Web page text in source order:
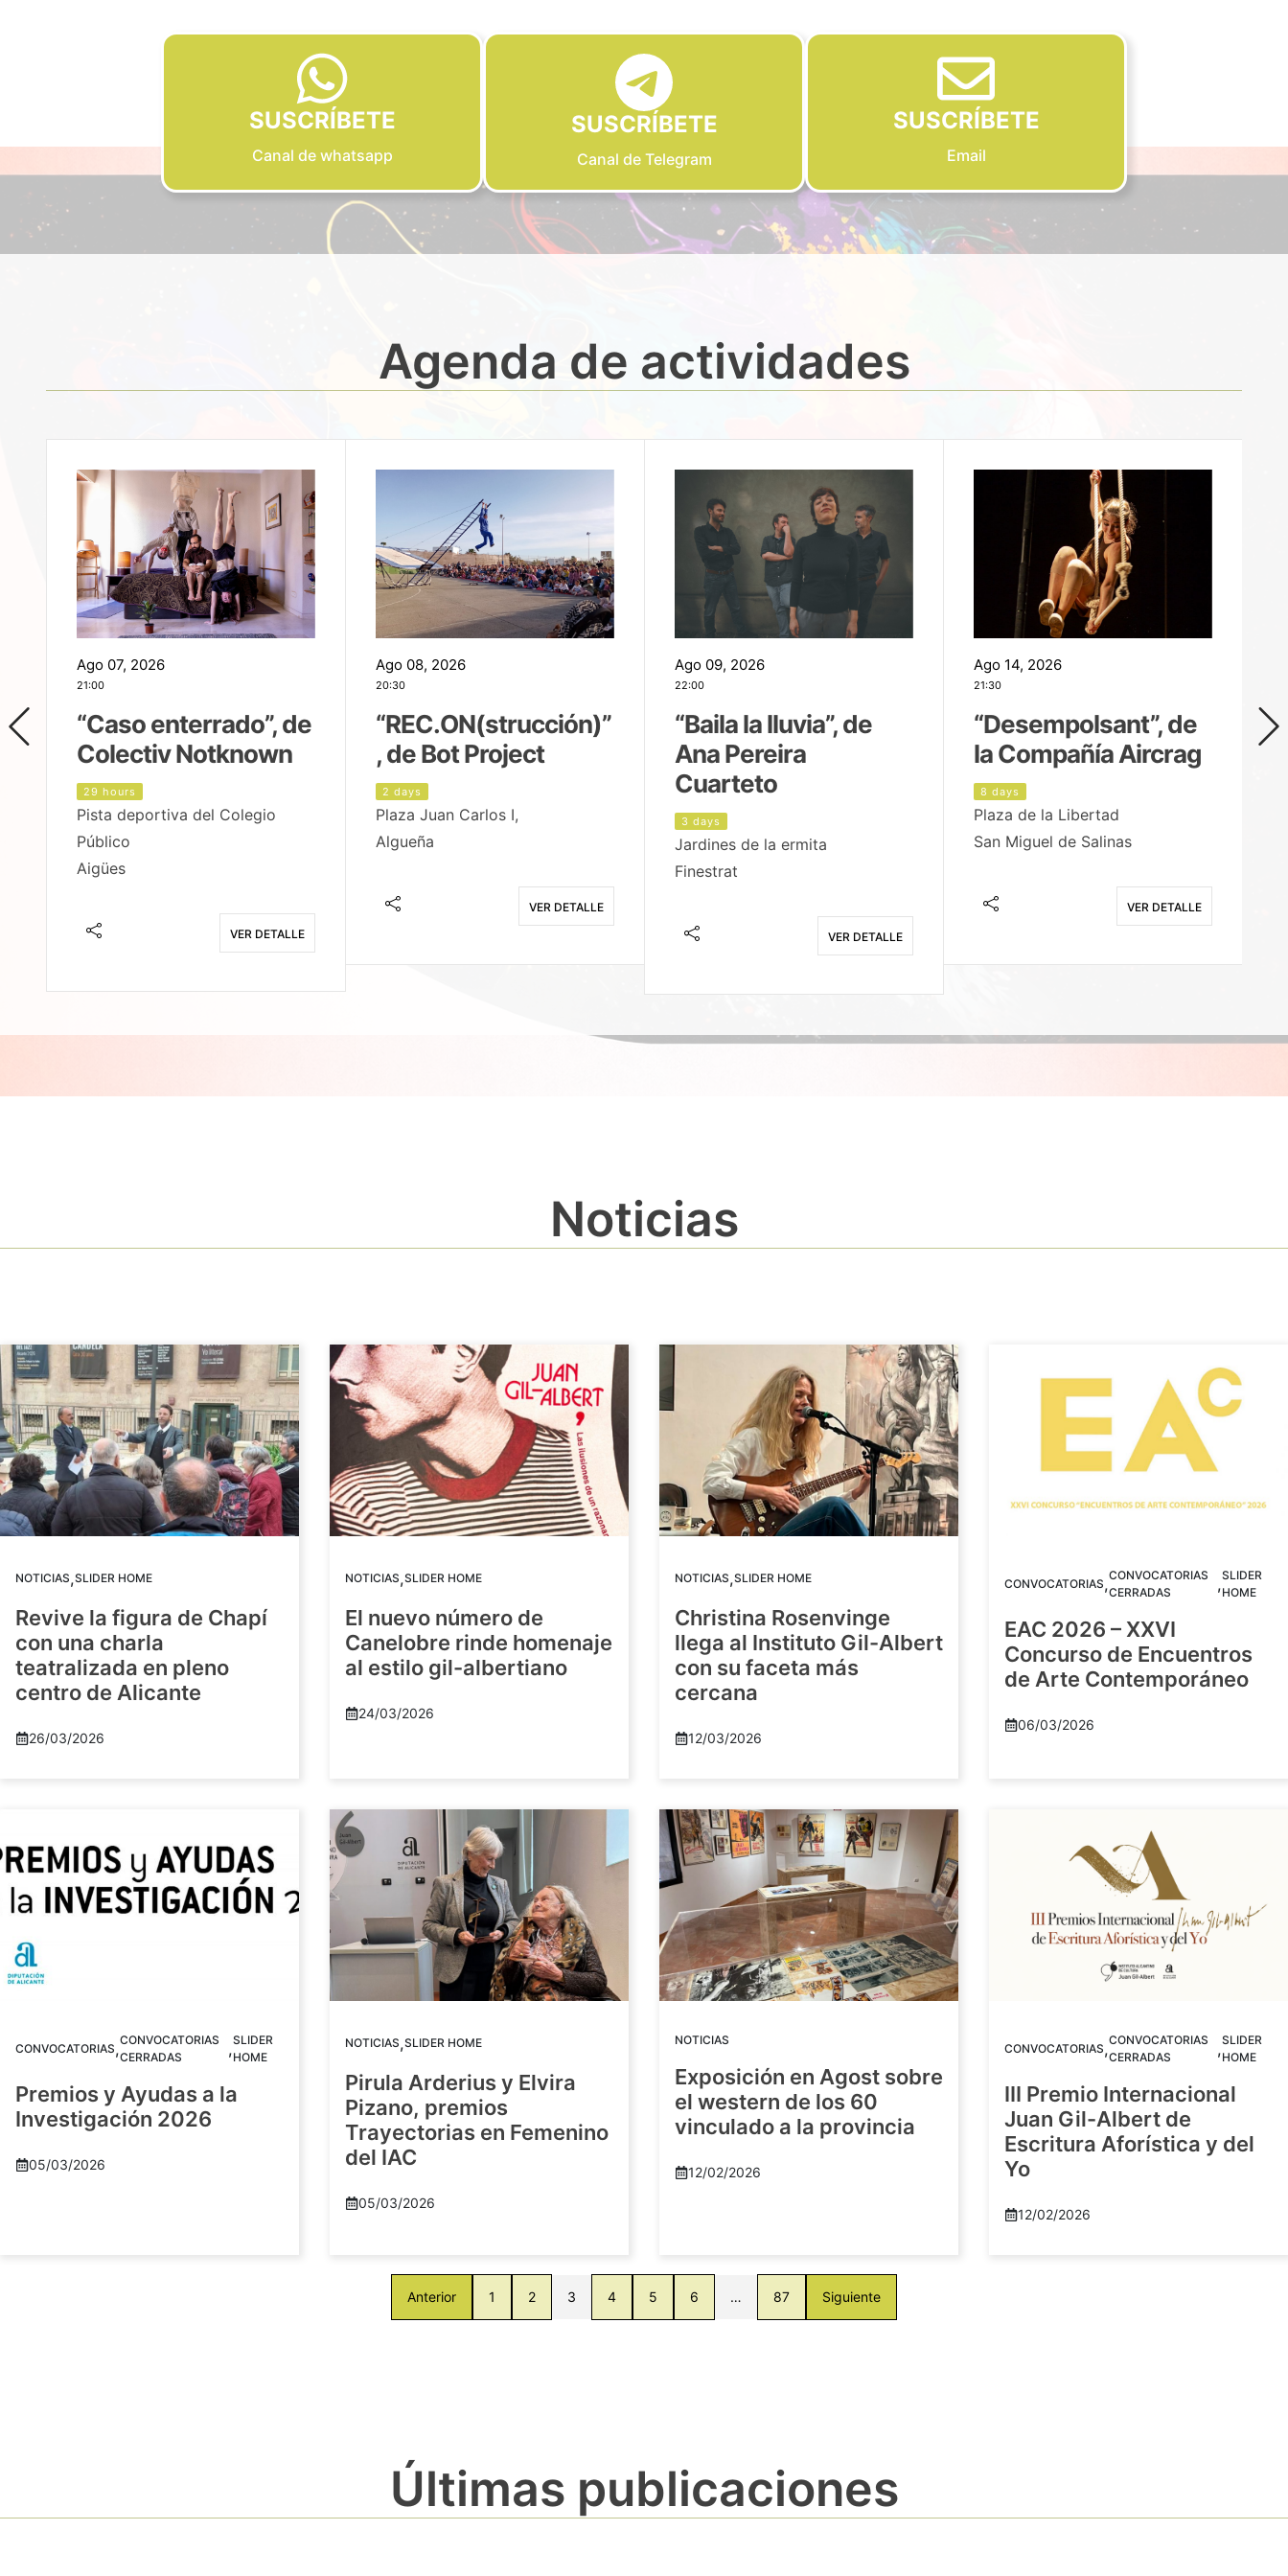
SUSCRÍBETE
Canal de whatsapp
SUSCRÍBETE
Canal de Telegram
SUSCRÍBETE
Email
Agenda de actividades
Ago 07, 2026
21:00
“Caso enterrado”, de
Colectiv Notknown
29 hours
Pista deportiva del Colegio
Público
Aigües
VER DETALLE
Ago 08, 2026
20:30
“REC.ON(strucción)”
, de Bot Project
2 days
Plaza Juan Carlos I,
Algueña
VER DETALLE
Ago 09, 2026
22:00
“Baila la lluvia”, de
Ana Pereira
Cuarteto
3 days
Jardines de la ermita
Finestrat
VER DETALLE
Ago 14, 2026
21:30
“Desempolsant”, de
la Compañía Aircrag
8 days
Plaza de la Libertad
San Miguel de Salinas
VER DETALLE
Noticias
NOTICIAS,SLIDER HOME
Revive la figura de Chapí
con una charla
teatralizada en pleno
centro de Alicante
26/03/2026
NOTICIAS,SLIDER HOME
El nuevo número de
Canelobre rinde homenaje
al estilo gil-albertiano
24/03/2026
NOTICIAS,SLIDER HOME
Christina Rosenvinge
llega al Instituto Gil-Albert
con su faceta más
cercana
12/03/2026
CONVOCATORIAS,CONVOCATORIAS
CERRADAS
,SLIDER
HOME
EAC 2026 – XXVI
Concurso de Encuentros
de Arte Contemporáneo
06/03/2026
CONVOCATORIAS,CONVOCATORIAS
CERRADAS
,SLIDER
HOME
Premios y Ayudas a la
Investigación 2026
05/03/2026
NOTICIAS,SLIDER HOME
Pirula Arderius y Elvira
Pizano, premios
Trayectorias en Femenino
del IAC
05/03/2026
NOTICIAS
Exposición en Agost sobre
el western de los 60
vinculado a la provincia
12/02/2026
CONVOCATORIAS,CONVOCATORIAS
CERRADAS
,SLIDER
HOME
III Premio Internacional
Juan Gil-Albert de
Escritura Aforística y del
Yo
12/02/2026
Anterior 1 2 3 4 5 6 … 87 Siguiente
Últimas publicaciones